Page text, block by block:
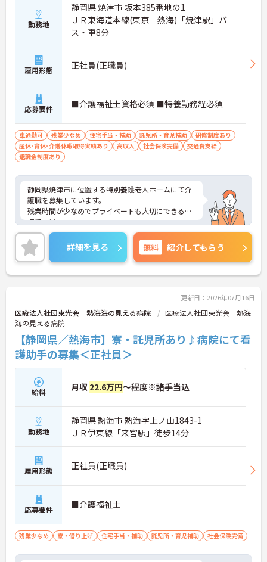
勤務地
静岡県 焼津市 坂本385番地の1
ＪＲ東海道本線(東京－熱海)「焼津駅」バ
ス・車8分
雇用形態 正社員(正職員)
応募要件 ■介護福祉士資格必須 ■特養勤務経必須
車通勤可 残業少なめ 住宅手当・補助 託児所・育児補助
研修制度あり
産休･育休･介護休暇取得実績あり
高収入 社会保険完備
交通費支給
退職金制度あり
静岡県焼津市に位置する特別養護老人ホームにて介
護職を募集しています。
残業時間が少なめでプライベートも大切にできる環
境です◎
業務効率や、施設内託児所、休憩室設置など様々な
「働き方改革」に力を入れています！
また、研修制度やOJTなども行っており、ブランク
のある方も安心です。
ご興味ある方には、面接対策ポイントなど、さらに
詳細を見る 無料 紹介してもらう
更新日：2026年07月16日
医療法人社団東光会 熱海海の見える病院
医療法人社団東光会 熱海
海の見える病院
【静岡県／熱海市】寮・託児所あり♪病院にて看
護助手の募集＜正社員＞
給料 月収 22.6万円～程度※諸手当込
勤務地
静岡県 熱海市 熱海字上ノ山1843-1
ＪＲ伊東線「来宮駅」徒歩14分
雇用形態 正社員(正職員)
応募要件 ■介護福祉士
残業少なめ 寮・借り上げ 住宅手当・補助 託児所・育児補助 社会保険完備